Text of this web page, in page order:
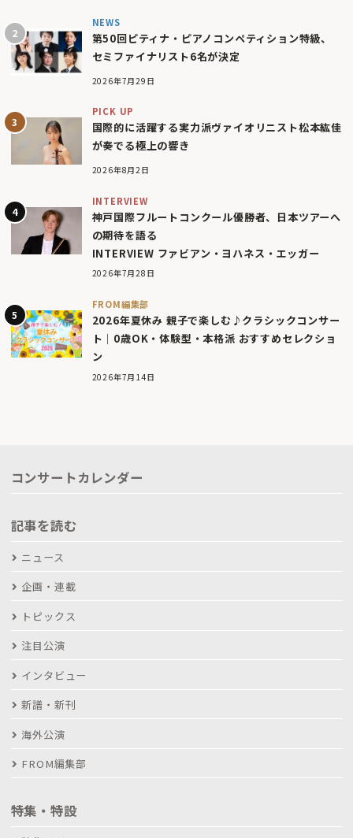
NEWS
第50回ピティナ・ピアノコンペティション特級、
セミファイナリスト6名が決定
2026年7月29日
PICK UP
国際的に活躍する実力派ヴァイオリニスト松本紘佳
が奏でる極上の響き
2026年8月2日
INTERVIEW
神戸国際フルートコンクール優勝者、日本ツアーへ
の期待を語る
INTERVIEW ファビアン・ヨハネス・エッガー
2026年7月28日
FROM編集部
2026年夏休み 親子で楽しむ♪クラシックコンサー
ト｜0歳OK・体験型・本格派 おすすめセレクショ
ン
2026年7月14日
コンサートカレンダー
記事を読む
ニュース
企画・連載
トピックス
注目公演
インタビュー
新譜・新刊
海外公演
FROM編集部
特集・特設